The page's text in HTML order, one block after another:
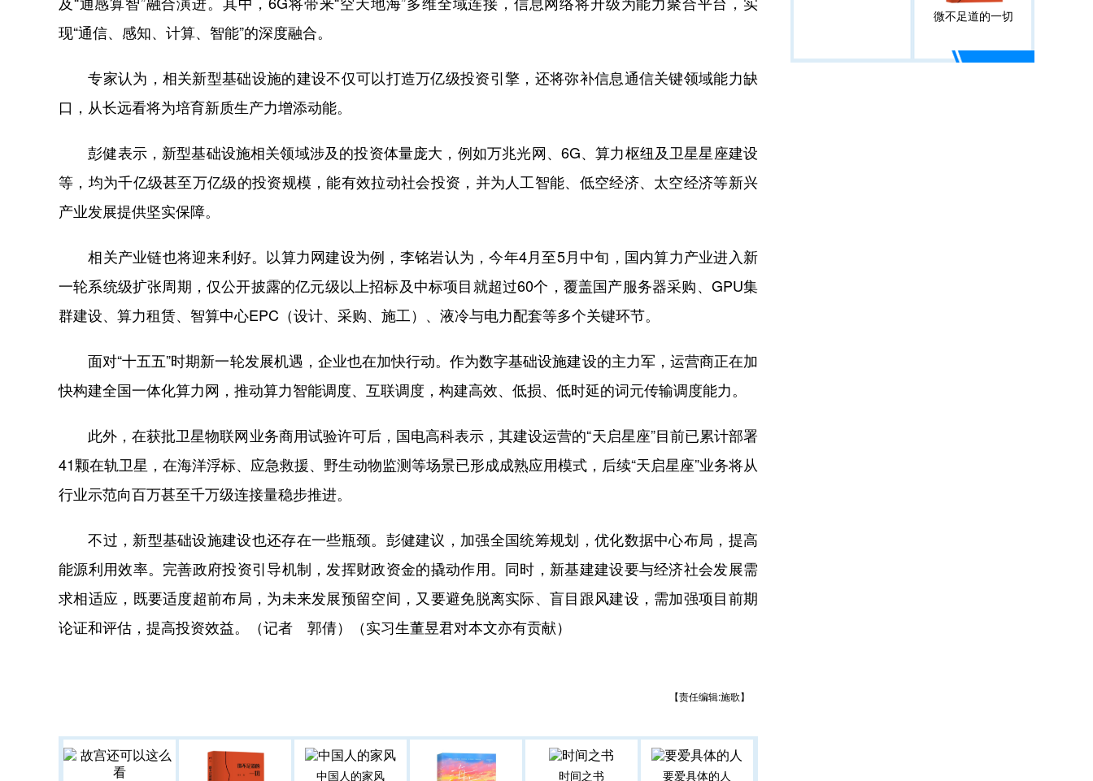
及“通感算智”融合演进。其中，6G将带来“空天地海”多维全域连接，信息网络将升级为能力聚合平台，实
现“通信、感知、计算、智能”的深度融合。
专家认为，相关新型基础设施的建设不仅可以打造万亿级投资引擎，还将弥补信息通信关键领域能力缺
口，从长远看将为培育新质生产力增添动能。
彭健表示，新型基础设施相关领域涉及的投资体量庞大，例如万兆光网、6G、算力枢纽及卫星星座建设
等，均为千亿级甚至万亿级的投资规模，能有效拉动社会投资，并为人工智能、低空经济、太空经济等新兴
产业发展提供坚实保障。
相关产业链也将迎来利好。以算力网建设为例，李铭岩认为，今年4月至5月中旬，国内算力产业进入新
一轮系统级扩张周期，仅公开披露的亿元级以上招标及中标项目就超过60个，覆盖国产服务器采购、GPU集
群建设、算力租赁、智算中心EPC（设计、采购、施工）、液冷与电力配套等多个关键环节。
面对“十五五”时期新一轮发展机遇，企业也在加快行动。作为数字基础设施建设的主力军，运营商正在加
快构建全国一体化算力网，推动算力智能调度、互联调度，构建高效、低损、低时延的词元传输调度能力。
此外，在获批卫星物联网业务商用试验许可后，国电高科表示，其建设运营的“天启星座”目前已累计部署
41颗在轨卫星，在海洋浮标、应急救援、野生动物监测等场景已形成成熟应用模式，后续“天启星座”业务将从
行业示范向百万甚至千万级连接量稳步推进。
不过，新型基础设施建设也还存在一些瓶颈。彭健建议，加强全国统筹规划，优化数据中心布局，提高
能源利用效率。完善政府投资引导机制，发挥财政资金的撬动作用。同时，新基建建设要与经济社会发展需
求相适应，既要适度超前布局，为未来发展预留空间，又要避免脱离实际、盲目跟风建设，需加强项目前期
论证和评估，提高投资效益。（记者 郭倩）（实习生董昱君对本文亦有贡献）
【责任编辑:施歌】
中国人的家风 时间之书 要爱具体的人
微不足道的一切